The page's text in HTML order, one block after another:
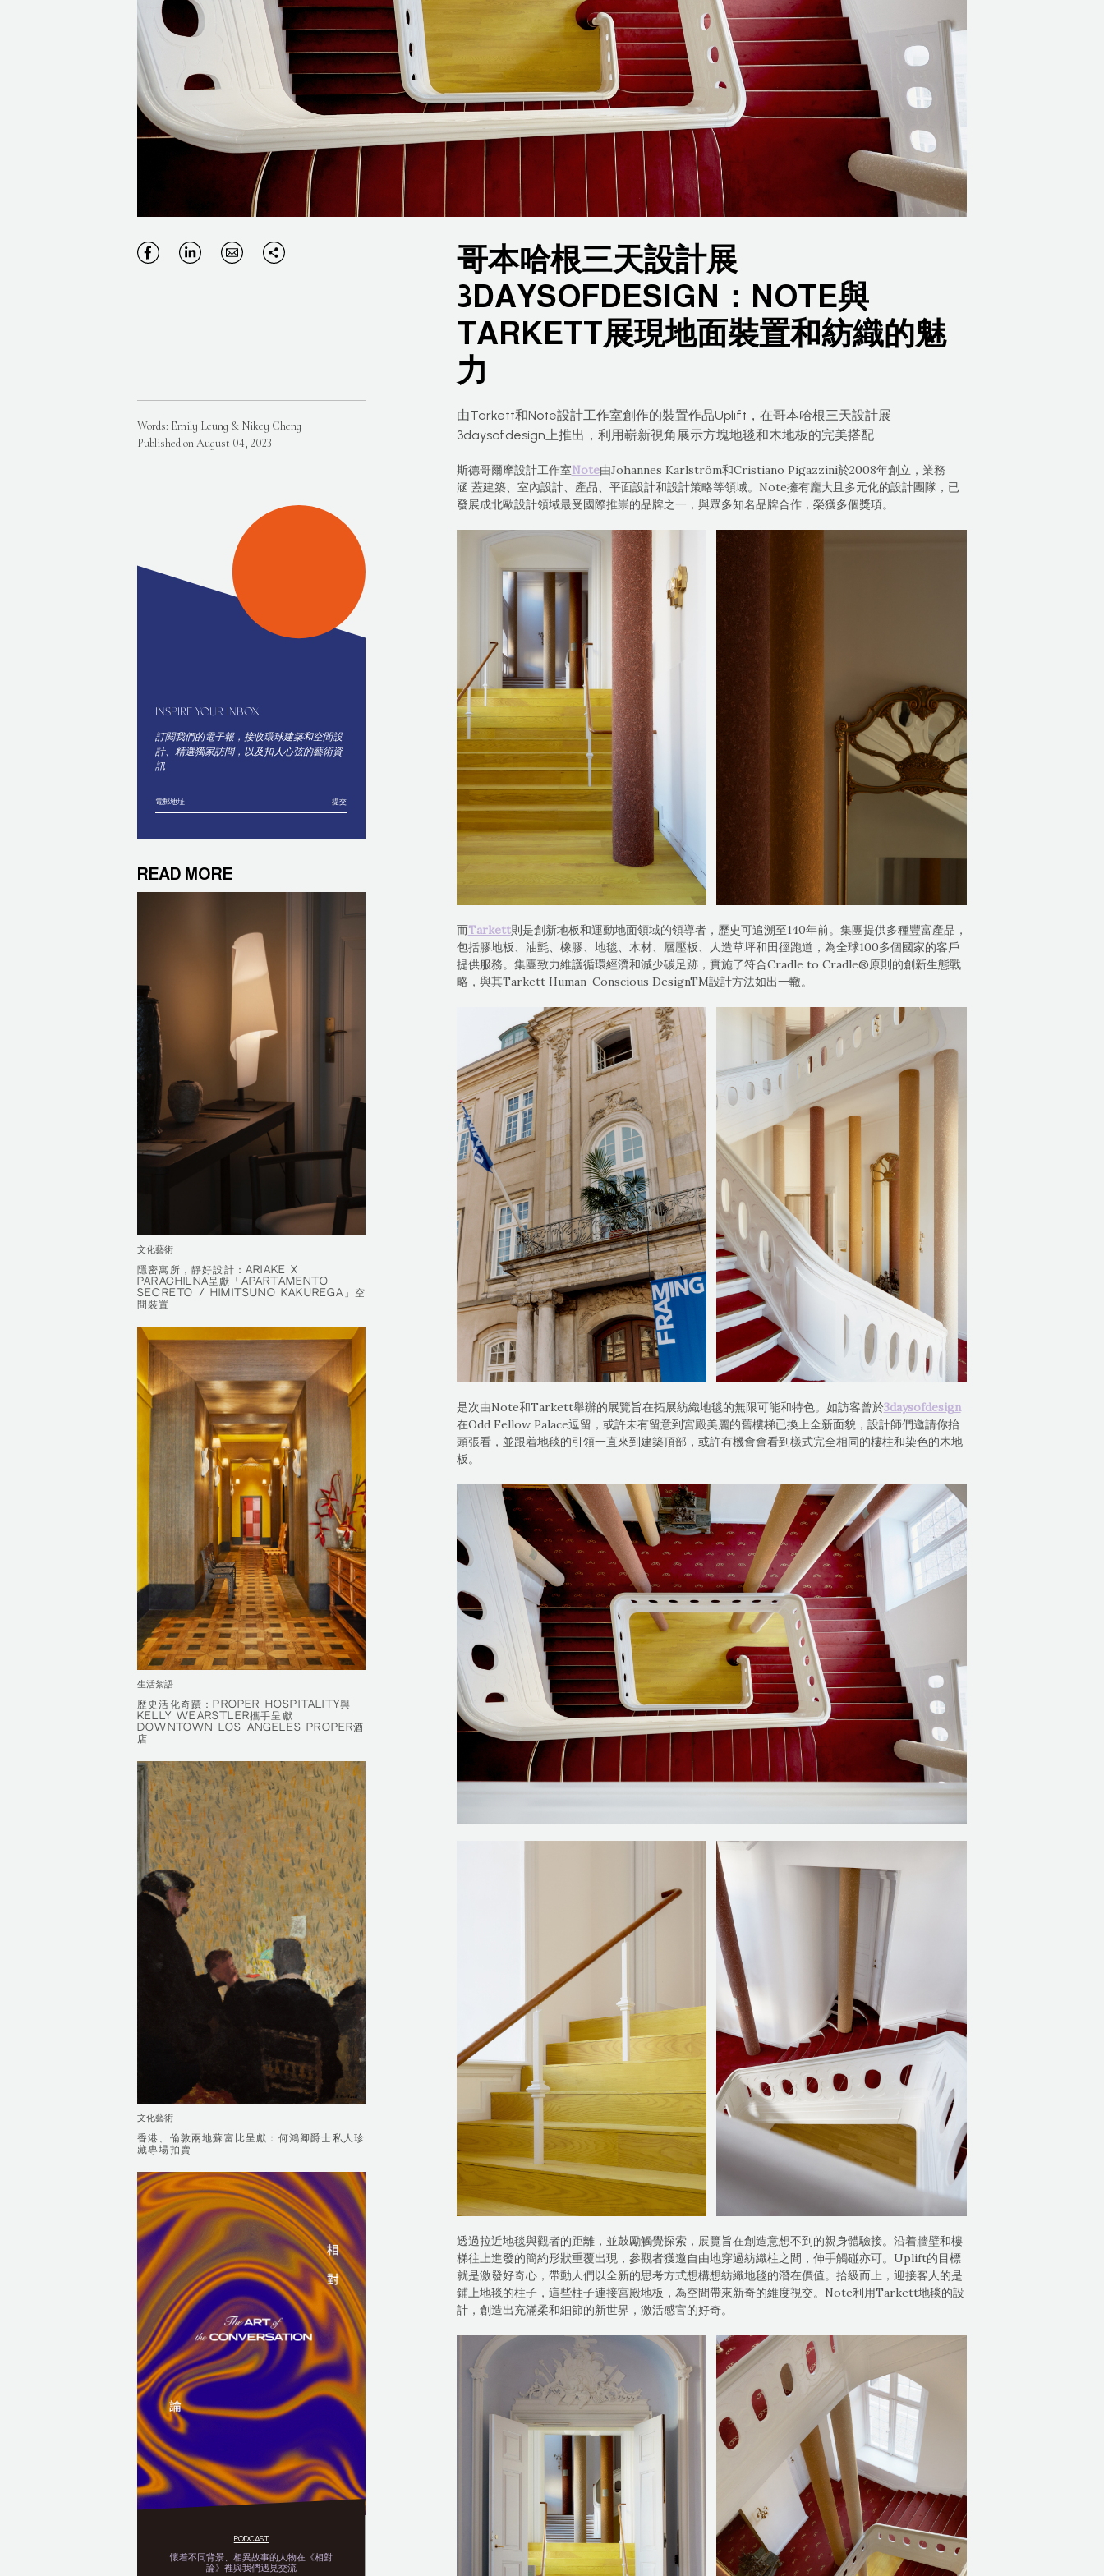
Words: Emily Leung & Nikey Cheng
Published on August 04, 2023
INSPIRE YOUR INBOX
訂閱我們的電子報，接收環球建築和空間設
計、精選獨家訪問，以及扣人心弦的藝術資
訊
提交
READ MORE
文化藝術
隱密寓所，靜好設計：ARIAKE X
PARACHILNA呈獻「APARTAMENTO
SECRETO / HIMITSUNO KAKUREGA」空
間裝置
隱密寓所，靜好設計：ARIAKE X
PARACHILNA呈獻「APARTAMENTO
SECRETO / HIMITSUNO KAKUREGA」空
間裝置
生活絮語
歷史活化奇蹟：PROPER HOSPITALITY與
KELLY WEARSTLER攜手呈獻
DOWNTOWN LOS ANGELES PROPER酒
店
歷史活化奇蹟：PROPER HOSPITALITY與
KELLY WEARSTLER攜手呈獻
DOWNTOWN LOS ANGELES PROPER酒
店
文化藝術
香港、倫敦兩地蘇富比呈獻：何鴻卿爵士私人珍
藏專場拍賣
香港、倫敦兩地蘇富比呈獻：何鴻卿爵士私人珍
藏專場拍賣
PODCAST
懷着不同背景、相異故事的人物在《相對
論》裡與我們遇見交流
哥本哈根三天設計展
3DAYSOFDESIGN：NOTE與
TARKETT展現地面裝置和紡織的魅
力
由Tarkett和Note設計工作室創作的裝置作品Uplift，在哥本哈根三天設計展
3daysofdesign上推出，利用嶄新視角展示方塊地毯和木地板的完美搭配
斯德哥爾摩設計工作室Note由Johannes Karlström和Cristiano Pigazzini於2008年創立，業務
涵 蓋建築、室內設計、產品、平面設計和設計策略等領域。Note擁有龐大且多元化的設計團隊，已
發展成北歐設計領域最受國際推崇的品牌之一，與眾多知名品牌合作，榮獲多個獎項。
而Tarkett則是創新地板和運動地面領域的領導者，歷史可追溯至140年前。集團提供多種豐富產品，
包括膠地板、油氈、橡膠、地毯、木材、層壓板、人造草坪和田徑跑道，為全球100多個國家的客戶
提供服務。集團致力維護循環經濟和減少碳足跡，實施了符合Cradle to Cradle®原則的創新生態戰
略，與其Tarkett Human-Conscious DesignTM設計方法如出一轍。
是次由Note和Tarkett舉辦的展覽旨在拓展紡織地毯的無限可能和特色。如訪客曾於3daysofdesign
在Odd Fellow Palace逗留，或許未有留意到宮殿美麗的舊樓梯已換上全新面貌，設計師們邀請你抬
頭張看，並跟着地毯的引領一直來到建築頂部，或許有機會會看到樣式完全相同的樓柱和染色的木地
板。
透過拉近地毯與觀者的距離，並鼓勵觸覺探索，展覽旨在創造意想不到的親身體驗接。沿着牆壁和樓
梯往上進發的簡約形狀重覆出現，參觀者獲邀自由地穿過紡織柱之間，伸手觸碰亦可。Uplift的目標
就是激發好奇心，帶動人們以全新的思考方式想構想紡織地毯的潛在價值。拾級而上，迎接客人的是
鋪上地毯的柱子，這些柱子連接宮殿地板，為空間帶來新奇的維度視交。Note利用Tarkett地毯的設
計，創造出充滿柔和細節的新世界，激活感官的好奇。